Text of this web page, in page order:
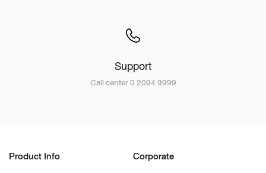
Support
Call center 0 2094 9999
Product Info Corporate